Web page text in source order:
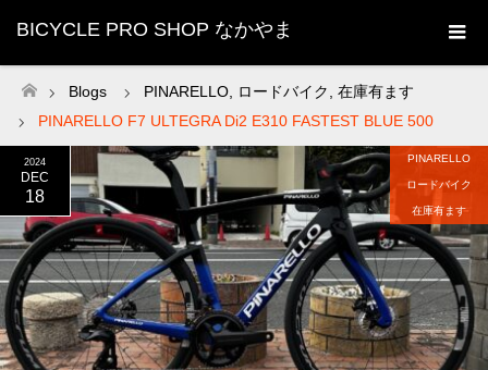
BICYCLE PRO SHOP なかやま
ホーム
Blogs PINARELLO ロードバイク
在庫有ます
PINARELLO F7 ULTEGRA Di2 E310 FASTEST BLUE 500
2024
DEC
18
PINARELLO
ロードバイク
在庫有ます